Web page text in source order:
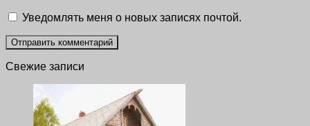
Уведомлять меня о новых записях почтой.
Свежие записи